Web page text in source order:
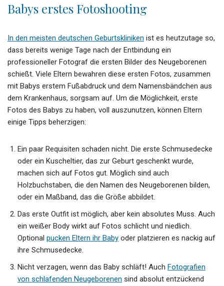
Babys erstes Fotoshooting
In den meisten deutschen Geburtskliniken ist es heutzutage so,
dass bereits wenige Tage nach der Entbindung ein
professioneller Fotograf die ersten Bilder des Neugeborenen
schießt. Viele Eltern bewahren diese ersten Fotos, zusammen
mit Babys erstem Fußabdruck und dem Namensbändchen aus
dem Krankenhaus, sorgsam auf. Um die Möglichkeit, erste
Fotos des Babys zu haben, voll auszunutzen, können Eltern
einige Tipps beherzigen:
Ein paar Requisiten schaden nicht. Die erste Schmusedecke
oder ein Kuscheltier, das zur Geburt geschenkt wurde,
machen sich auf Fotos gut. Möglich sind auch
Holzbuchstaben, die den Namen des Neugeborenen bilden,
oder ein Maßband, das die Größe abbildet.
Das erste Outfit ist möglich, aber kein absolutes Muss. Auch
ein weißer Body wirkt auf Fotos schlicht und niedlich.
Optional pucken Eltern ihr Baby oder platzieren es nackig auf
ihre Schmusedecke.
Nicht verzagen, wenn das Baby schläft! Auch Fotografien
von schlafenden Neugeborenen sind absolut entzückend